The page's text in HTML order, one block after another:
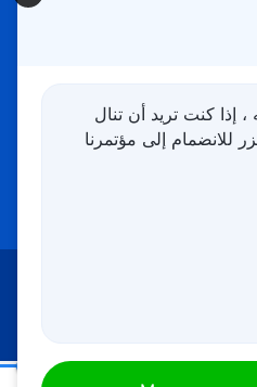
هل تريد دخوله؟
، إذا كنت تريد أن تنال
للانضمام إلى مؤتمرنا